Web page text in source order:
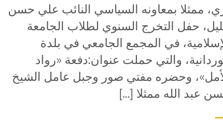
ممثلا بمعاونه السياسي النائب علي حسن
حفل التخرج السنوي لطلاب الجامعة
في المجمع الجامعي في بلدة
والتي حملت عنوان:دفعة «رواد
وحضره مفتي صور وجبل عامل الشيخ
عبد الله ممثلا […]